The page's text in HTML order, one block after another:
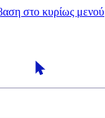
στο κυρίως μενού